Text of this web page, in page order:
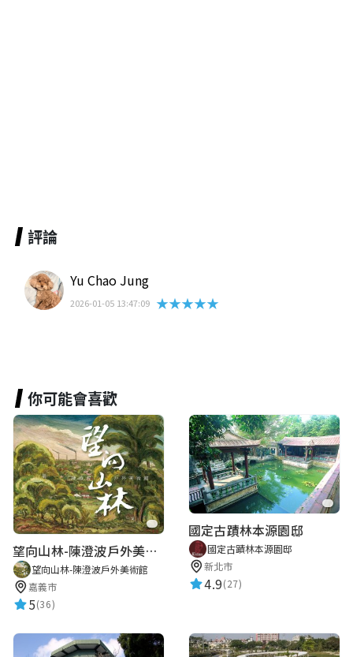
評論
Yu Chao Jung
2026-01-05 13:47:09 ★★★★★
你可能會喜歡
望向山林-陳澄波戶外美術館
望向山林-陳澄波戶外美術館
嘉義市
5(36)
國定古蹟林本源園邸
國定古蹟林本源園邸
新北市
4.9(27)